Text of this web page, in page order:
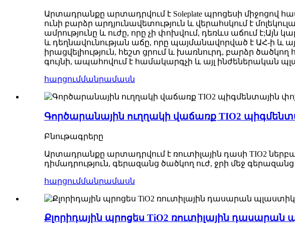
Արտադրանքը արտադրվում է Soleplate պրոցեսի միջոցով
ունի բարձր արդյունավետություն և վերահսկում է
ամրությունը և ուժը, որը չի փոխվում, դեռևս աճում
և դեղնավունության աճը, որը պայմանավորված է ԱՀ-ի և
իրացվելիություն, հեշտ ցրում և խառնուրդ, բարձր
գույնի, ապահովում է համակարգչի և այլ
հարցումմանրամասն
Գործարանային ուղղակի վաճառք TIO2
Բնութագրերը
Արտադրանքը արտադրվում է ռուտիլային դասի TIO2
դիմադրություն, գերազանց ծածկող ուժ, ջրի մեջ գերազանց
հարցումմանրամասն
Քլորիդային պրոցես TiO2 ռուտիլային դասարան